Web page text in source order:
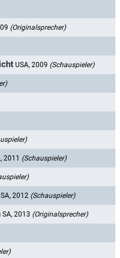
(Originalsprecher)
USA, 2009 (Schauspieler)
2011 (Schauspieler)
2012 (Schauspieler)
SA, 2013 (Originalsprecher)